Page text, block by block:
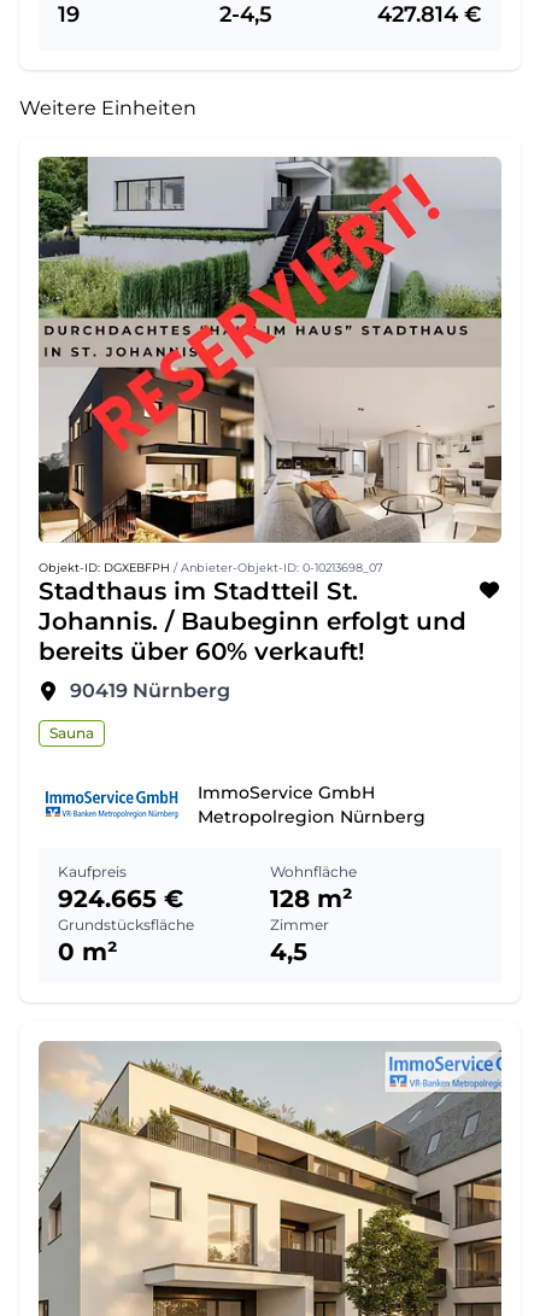
19 2-4,5 427.814 €
Weitere Einheiten
Objekt-ID: DGXEBFPH / Anbieter-Objekt-ID: 0-10213698_07
Stadthaus im Stadtteil St.
Johannis. / Baubeginn erfolgt und
bereits über 60% verkauft!
90419 Nürnberg
Sauna
ImmoService GmbH
Metropolregion Nürnberg
Kaufpreis
924.665 €
Wohnfläche
128 m²
Grundstücksfläche
0 m²
Zimmer
4,5